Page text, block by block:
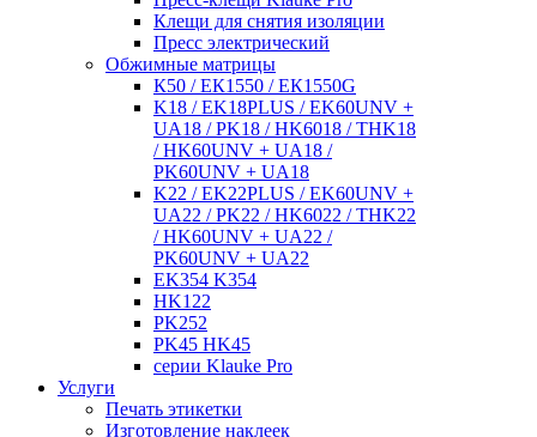
Клещи для снятия изоляции
Пресс электрический
Обжимные матрицы
К50 / ЕК1550 / ЕК1550G
K18 / EK18PLUS / EK60UNV +
UA18 / PK18 / HK6018 / THK18
/ HK60UNV + UA18 /
PK60UNV + UA18
K22 / EK22PLUS / EK60UNV +
UA22 / PK22 / HK6022 / THK22
/ HK60UNV + UA22 /
PK60UNV + UA22
EK354 K354
HK122
PK252
PK45 HK45
серии Klauke Pro
Услуги
Печать этикетки
Изготовление наклеек